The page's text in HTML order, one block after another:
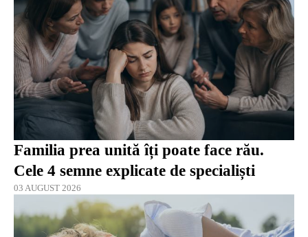
Familia prea unită îți poate face rău.
Cele 4 semne explicate de specialiști
03 AUGUST 2026